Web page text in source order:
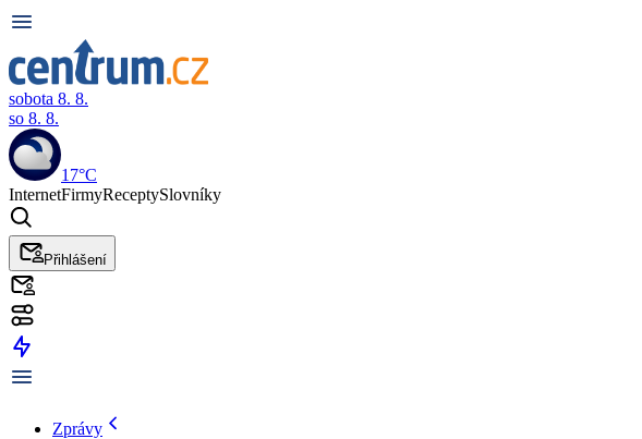
sobota 8. 8.
so 8. 8.
17°C
InternetFirmyReceptySlovníky
Přihlášení
Zprávy